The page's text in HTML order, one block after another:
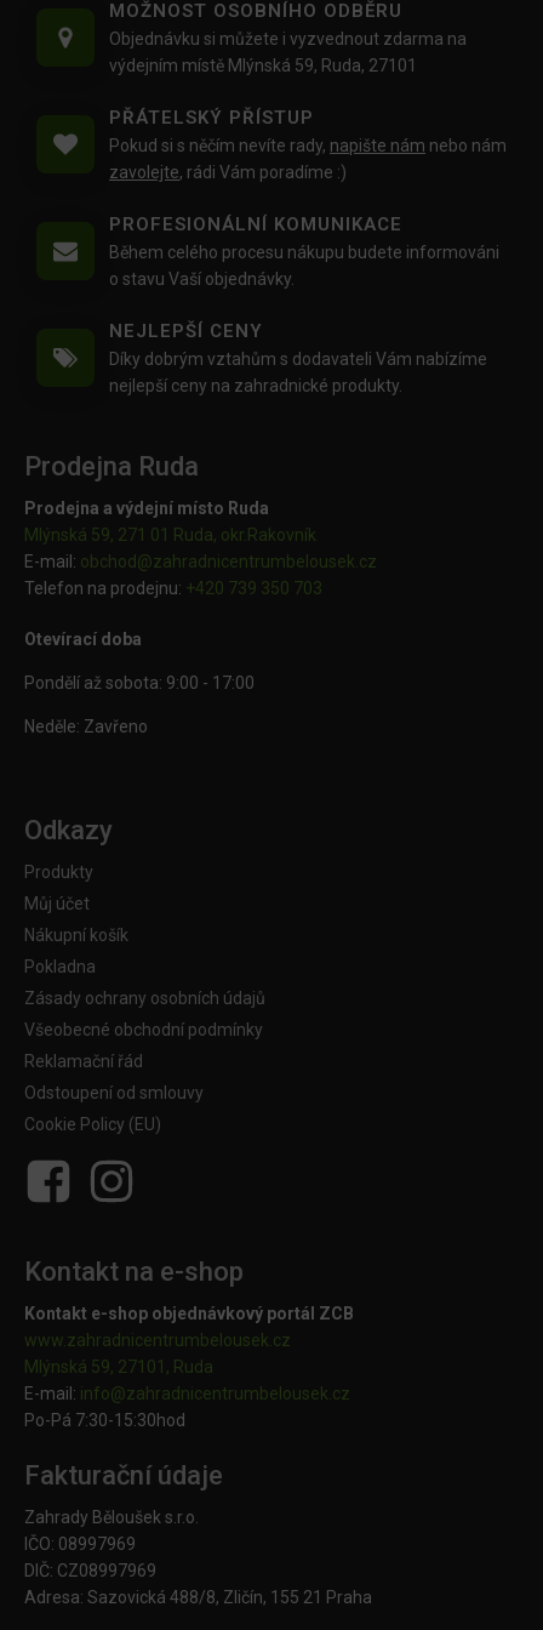
MOŽNOST OSOBNÍHO ODBĚRU
Objednávku si můžete i vyzvednout zdarma na
výdejním místě Mlýnská 59, Ruda, 27101
PŘÁTELSKÝ PŘÍSTUP
Pokud si s něčím nevíte rady, napište nám nebo nám
zavolejte, rádi Vám poradíme :)
PROFESIONÁLNÍ KOMUNIKACE
Během celého procesu nákupu budete informováni
o stavu Vaší objednávky.
NEJLEPŠÍ CENY
Díky dobrým vztahům s dodavateli Vám nabízíme
nejlepší ceny na zahradnické produkty.
Prodejna Ruda
Prodejna a výdejní místo Ruda
Mlýnská 59, 271 01 Ruda, okr.Rakovník
E-mail: obchod@zahradnicentrumbelousek.cz
Telefon na prodejnu: +420 739 350 703
Otevírací doba
Pondělí až sobota: 9:00 - 17:00
Neděle: Zavřeno
Odkazy
Produkty
Můj účet
Nákupní košík
Pokladna
Zásady ochrany osobních údajů
Všeobecné obchodní podmínky
Reklamační řád
Odstoupení od smlouvy
Cookie Policy (EU)
Kontakt na e-shop
Kontakt e-shop objednávkový portál ZCB
www.zahradnicentrumbelousek.cz
Mlýnská 59, 27101, Ruda
E-mail: info@zahradnicentrumbelousek. cz
Po-Pá 7:30-15:30hod
Fakturační údaje
Zahrady Běloušek s.r.o.
IČO: 08997969
DIČ: CZ08997969
Adresa: Sazovická 488/8, Zličín, 155 21 Praha